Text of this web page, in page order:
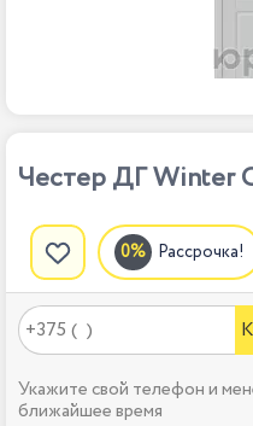
Честер ДГ Winter
Рассрочка!
Укажите свой телефон и
ближайшее время